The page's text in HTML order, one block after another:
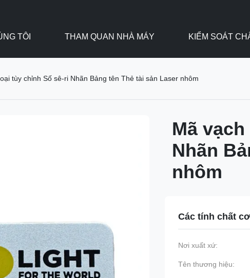
TÔI THAM QUAN NHÀ MÁY KIỂM SOÁT
tùy chỉnh Số sê-ri Nhãn Bảng tên Thẻ tài sản Laser nhôm
Mã
Nhãn
nhôm
Các tính chất
Nơi xuất xứ:
Tên thương hiệu: